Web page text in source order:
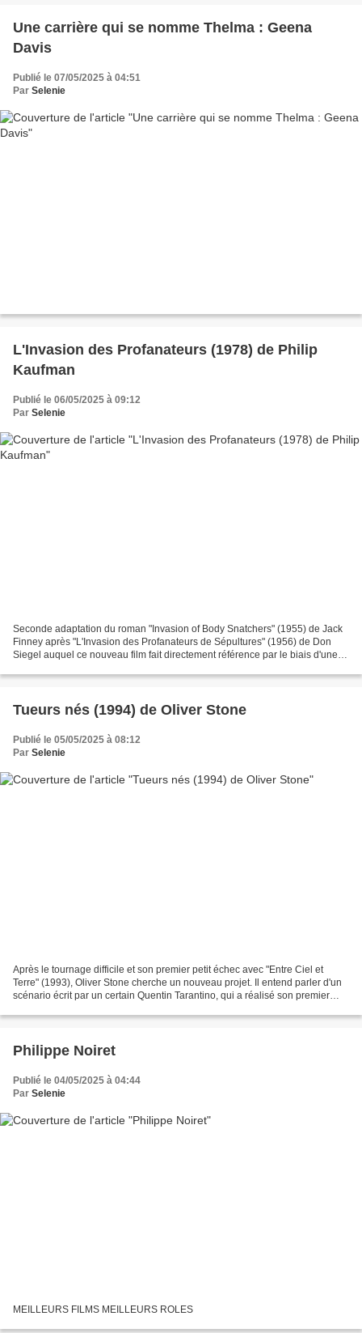
Une carrière qui se nomme Thelma : Geena
Davis
Publié le 07/05/2025 à 04:51
Par Selenie
L'Invasion des Profanateurs (1978) de Philip
Kaufman
Publié le 06/05/2025 à 09:12
Par Selenie
Seconde adaptation du roman "Invasion of Body Snatchers" (1955) de Jack
Finney après "L'Invasion des Profanateurs de Sépultures" (1956) de Don
Siegel auquel ce nouveau film fait directement référence par le biais d'une
Tueurs nés (1994) de Oliver Stone
Publié le 05/05/2025 à 08:12
Par Selenie
Après le tournage difficile et son premier petit échec avec "Entre Ciel et
Terre" (1993), Oliver Stone cherche un nouveau projet. Il entend parler d'un
scénario écrit par un certain Quentin Tarantino, qui a réalisé son premier
Philippe Noiret
Publié le 04/05/2025 à 04:44
Par Selenie
MEILLEURS FILMS MEILLEURS ROLES